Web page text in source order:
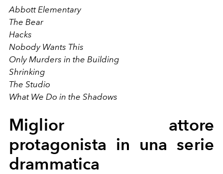
Abbott Elementary
The Bear
Hacks
Nobody Wants This
Only Murders in the Building
Shrinking
The Studio
What We Do in the Shadows
Miglior attore
protagonista in una serie
drammatica